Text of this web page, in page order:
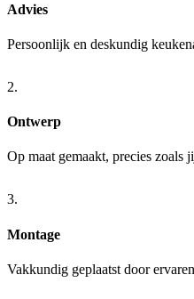
Advies
Persoonlijk en deskundig
2.
Ontwerp
Op maat gemaakt, precies zoals
3.
Montage
Vakkundig geplaatst door